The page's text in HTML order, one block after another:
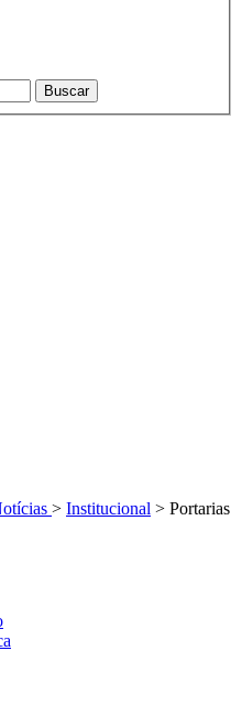
Buscar
> Institucional > Portarias